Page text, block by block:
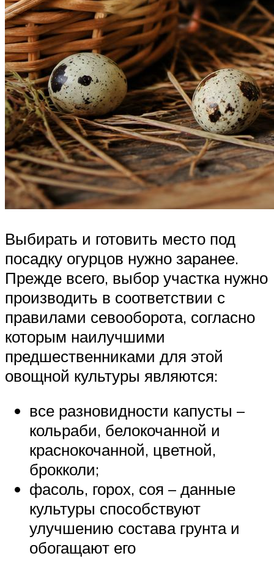
Выбирать и готовить место под
посадку огурцов нужно заранее.
Прежде всего, выбор участка нужно
производить в соответствии с
правилами севооборота, согласно
которым наилучшими
предшественниками для этой
овощной культуры являются:
все разновидности капусты –
кольраби, белокочанной и
краснокочанной, цветной,
брокколи;
фасоль, горох, соя – данные
культуры способствуют
улучшению состава грунта и
обогащают его